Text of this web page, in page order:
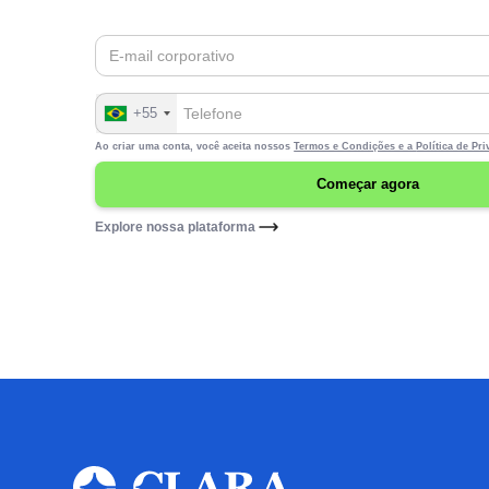
+55
Ao criar uma conta, você aceita nossosTermos e Condições e a Política de
Explore nossa plataforma